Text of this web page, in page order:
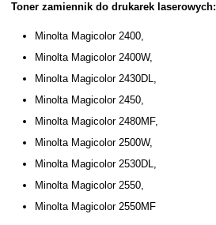
Toner zamiennik do drukarek laserowych:
Minolta Magicolor 2400,
Minolta Magicolor 2400W,
Minolta Magicolor 2430DL,
Minolta Magicolor 2450,
Minolta Magicolor 2480MF,
Minolta Magicolor 2500W,
Minolta Magicolor 2530DL,
Minolta Magicolor 2550,
Minolta Magicolor 2550MF